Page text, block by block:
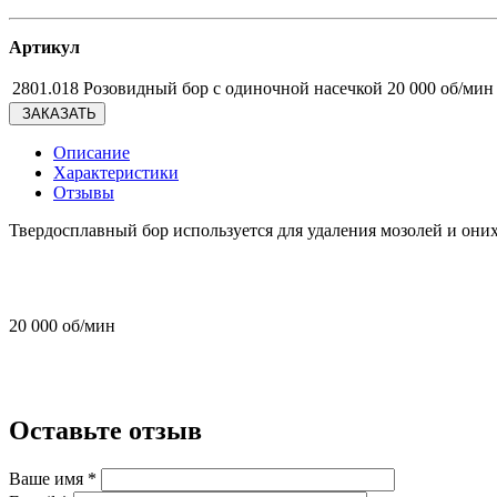
Артикул
2801.018 Розовидный бор с одиночной насечкой 20 000 об/мин
ЗАКАЗАТЬ
Описание
Характеристики
Отзывы
Твердосплавный бор используется для удаления мозолей и
20 000 об/мин
Оставьте отзыв
Ваше имя *